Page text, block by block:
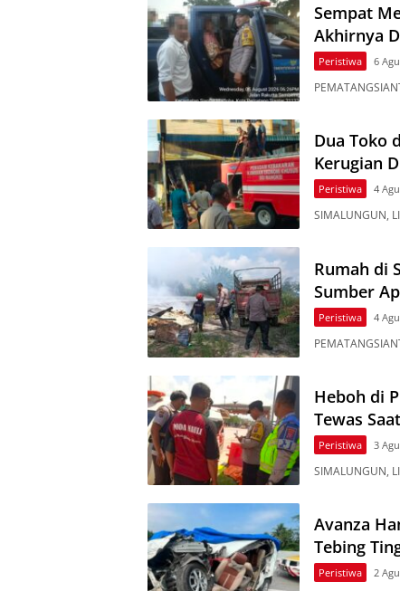
Sempat
Akhirnya
Peristiwa 6
Dua Toko
Kerugian
Peristiwa 4
SIMALUNGUN,
Rumah di
Sumber
Peristiwa 4
Heboh di
Tewas
Peristiwa 3
SIMALUNGUN,
Avanza
Tebing
Peristiwa 2